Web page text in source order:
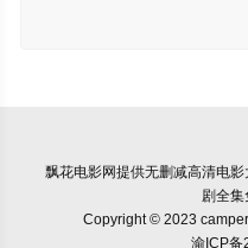
飘花电影网提供无删减高清电
剧全
Copyright © 2023
渝ICP